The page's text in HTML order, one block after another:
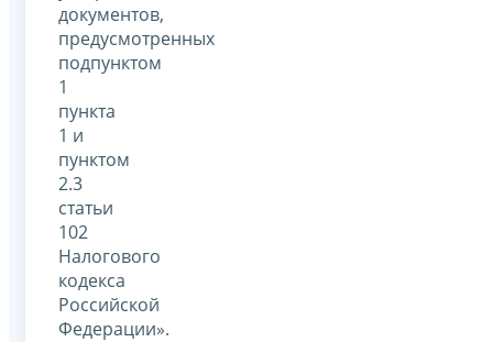
документов,
предусмотренных
подпунктом
1
пункта
1 и
пунктом
2.3
статьи
102
Налогового
кодекса
Российской
Федерации».